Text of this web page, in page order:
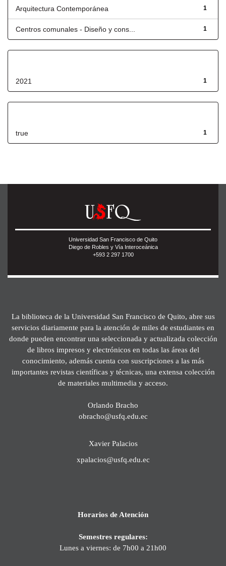
1
Arquitectura Contemporánea
1
Centros comunales - Diseño y cons...
1
2021
1
true
Universidad San Francisco de Quito
Diego de Robles y Vía Interoceánica
+593 2 297 1700
La biblioteca de la Universidad San Francisco de Quito, abre sus
servicios diariamente para la atención de miles de estudiantes en
donde pueden encontrar una seleccionada y actualizada colección
de libros impresos y electrónicos en todas las áreas del
conocimiento, además cuenta con suscripciones a las más
importantes revistas científicas y técnicas, una extensa colección
de materiales multimedia y acceso.
Orlando Bracho
obracho@usfq.edu.ec
Xavier Palacios
xpalacios@usfq.edu.ec
Horarios de Atención
Semestres regulares:
Lunes a viernes: de 7h00 a 21h00